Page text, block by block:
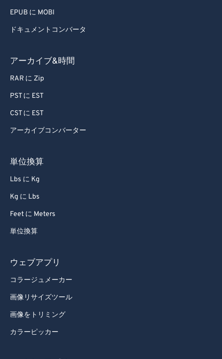
EPUB に MOBI
ドキュメントコンバータ
アーカイブ&時間
RAR に Zip
PST に EST
CST に EST
アーカイブコンバーター
単位換算
Lbs に Kg
Kg に Lbs
Feet に Meters
単位換算
ウェブアプリ
コラージュメーカー
画像リサイズツール
画像をトリミング
カラーピッカー